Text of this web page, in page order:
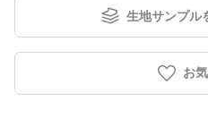
生地サンプル
お